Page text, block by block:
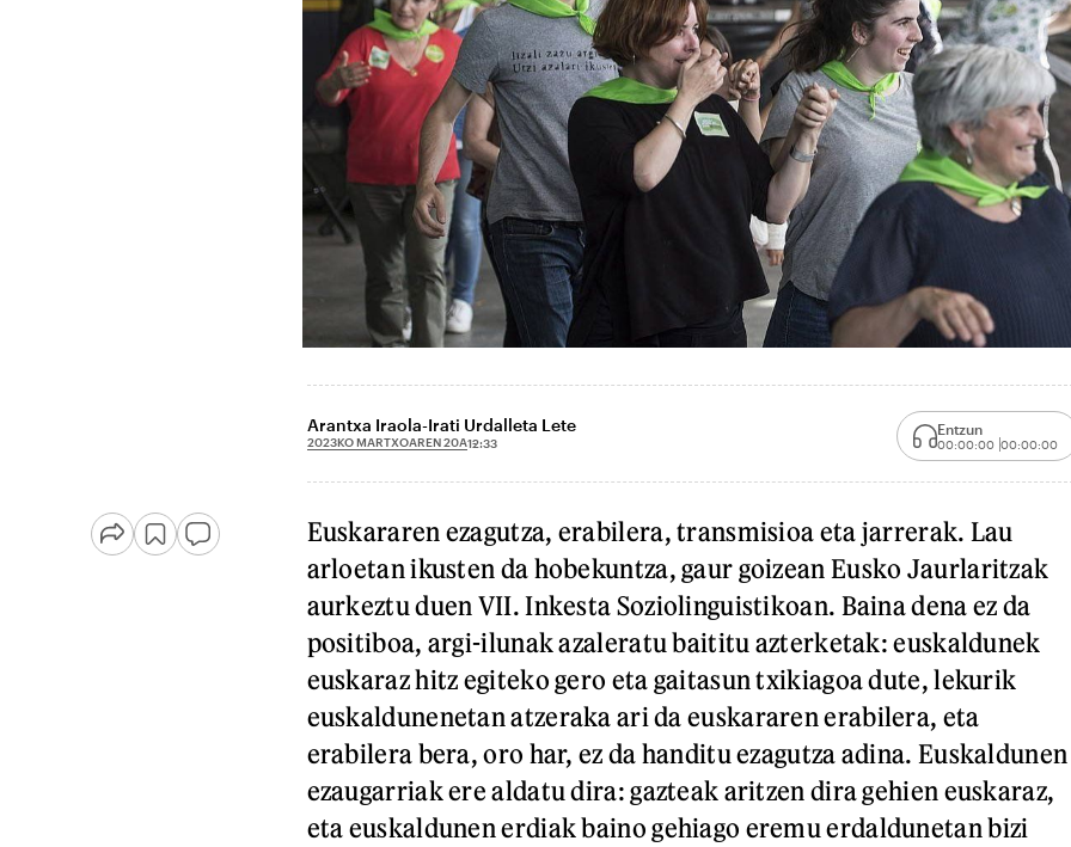
Arantxa Iraola-Irati Urdalleta Lete
2023KO MARTXOAREN 20A12:33
Entzun
00:00:00 00:00:00
Euskararen ezagutza, erabilera, transmisioa eta jarrerak. Lau
arloetan ikusten da hobekuntza, gaur goizean Eusko Jaurlaritzak
aurkeztu duen VII. Inkesta Soziolinguistikoan. Baina dena ez da
positiboa, argi-ilunak azaleratu baititu azterketak: euskaldunek
euskaraz hitz egiteko gero eta gaitasun txikiagoa dute, lekurik
euskaldunenetan atzeraka ari da euskararen erabilera, eta
erabilera bera, oro har, ez da handitu ezagutza adina. Euskaldunen
ezaugarriak ere aldatu dira: gazteak aritzen dira gehien euskaraz,
eta euskaldunen erdiak baino gehiago eremu erdaldunetan bizi